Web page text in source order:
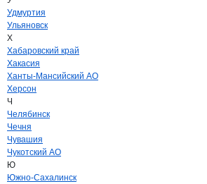
Удмуртия
Ульяновск
Х
Хабаровский край
Хакасия
Ханты-Мансийский АО
Херсон
Ч
Челябинск
Чечня
Чувашия
Чукотский АО
Ю
Южно-Сахалинск